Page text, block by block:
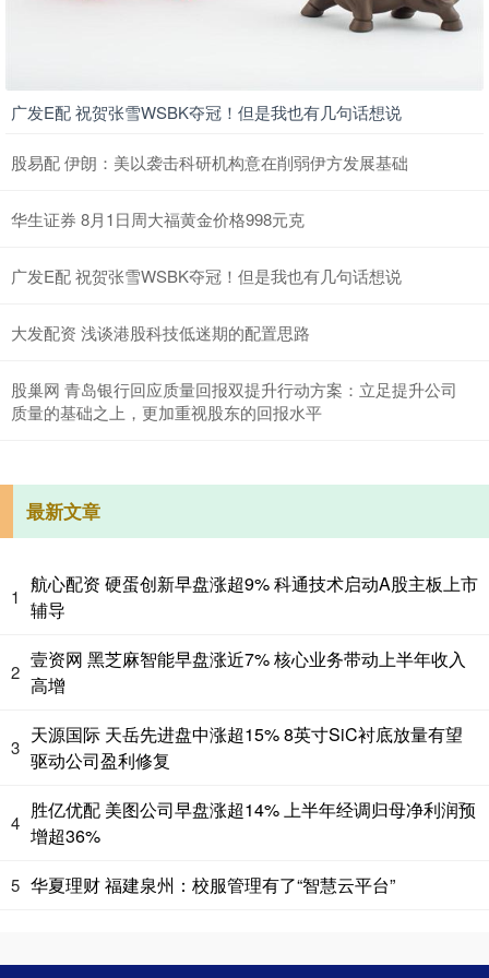
广发E配 祝贺张雪WSBK夺冠！但是我也有几句话想说
股易配 伊朗：美以袭击科研机构意在削弱伊方发展基础
华生证券 8月1日周大福黄金价格998元克
广发E配 祝贺张雪WSBK夺冠！但是我也有几句话想说
大发配资 浅谈港股科技低迷期的配置思路
股巢网 青岛银行回应质量回报双提升行动方案：立足提升公司
质量的基础之上，更加重视股东的回报水平
最新文章
1
航心配资 硬蛋创新早盘涨超9% 科通技术启动A股主板上市
辅导
2
壹资网 黑芝麻智能早盘涨近7% 核心业务带动上半年收入
高增
3
天源国际 天岳先进盘中涨超15% 8英寸SiC衬底放量有望
驱动公司盈利修复
4
胜亿优配 美图公司早盘涨超14% 上半年经调归母净利润预
增超36%
5 华夏理财 福建泉州：校服管理有了“智慧云平台”